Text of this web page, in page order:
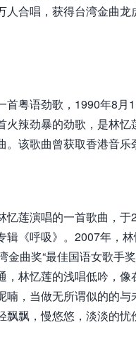
人合唱，获得台湾金曲龙
首粤语劲歌，1990年8月
火辣劲暴的劲歌，是林忆
该歌曲曾获取香港音乐
忆莲演唱的一首歌曲，
辑《呼吸》。2007年，
金曲奖“最佳国语女歌手
，林忆莲的浅唱低吟，像
喃，当做无所谓似的的与
飘飘，慢悠悠，淡淡的忧